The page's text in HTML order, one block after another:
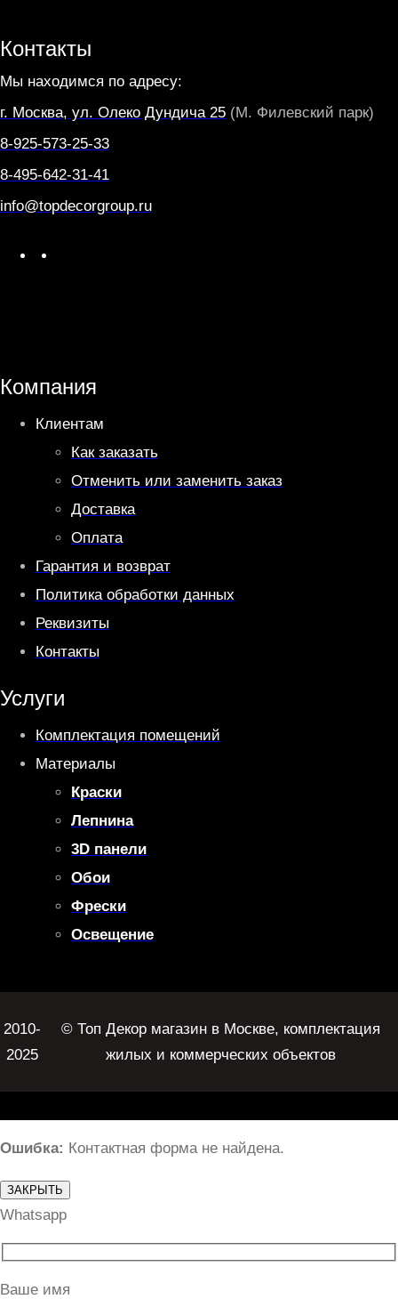
Контакты
Мы находимся по адресу:
г. Москва, ул. Олеко Дундича 25 (М. Филевский парк)
8-925-573-25-33
8-495-642-31-41
info@topdecorgroup.ru
A
p
r
m
Компания
Клиентам
Как заказать
Отменить или заменить заказ
Доставка
Оплата
Гарантия и возврат
Политика обработки данных
Реквизиты
Контакты
Услуги
Комплектация помещений
Материалы
Краски
Лепнина
3D панели
Обои
Фрески
Освещение
2010-
2025
© Топ Декор магазин в Москве, комплектация
жилых и коммерческих объектов
Ошибка: Контактная форма не найдена.
ЗАКРЫТЬ
Whatsapp
Ваше имя